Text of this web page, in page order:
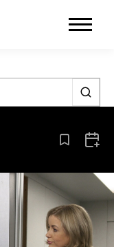
Aus den